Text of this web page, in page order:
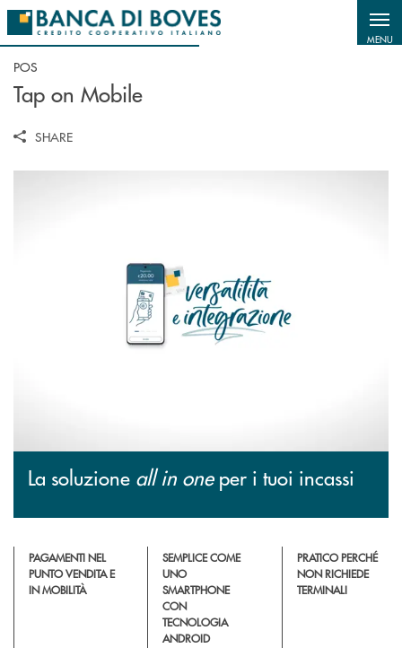
Salta al contenuto principale
MENU
POS
Tap on Mobile
SHARE
La soluzione all in oneper i tuoi incassi
PAGAMENTI NEL
PUNTO VENDITA E
IN MOBILITÀ
SEMPLICE COME
UNO
SMARTPHONE
CON
TECNOLOGIA
ANDROID
PRATICO PERCHÉ
NON RICHIEDE
TERMINALI